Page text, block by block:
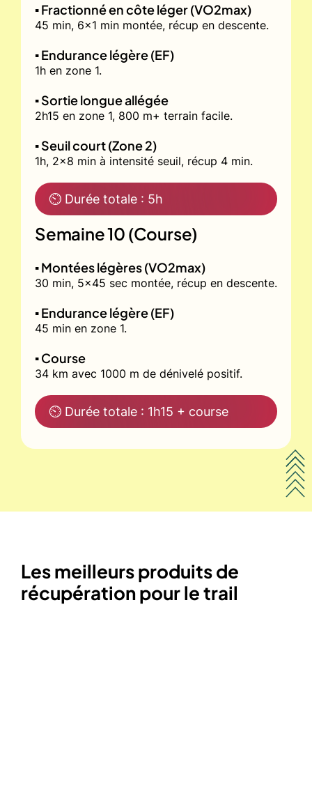
▪️ Fractionné en côte léger (VO2max)
45 min, 6x1 min montée, récup en descente.
▪️ Endurance légère (EF)
1h en zone 1.
▪️ Sortie longue allégée
2h15 en zone 1, 800 m+ terrain facile.
▪️ Seuil court (Zone 2)
1h, 2x8 min à intensité seuil, récup 4 min.
⏲ Durée totale : 5h
Semaine 10 (Course)
▪️ Montées légères (VO2max)
30 min, 5x45 sec montée, récup en descente.
▪️ Endurance légère (EF)
45 min en zone 1.
▪️ Course
34 km avec 1000 m de dénivelé positif.
⏲ Durée totale : 1h15 + course
Les meilleurs produits de
récupération pour le trail